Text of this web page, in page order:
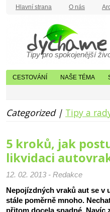
Hlavní strana O nás
Tipy pro spokojenější
CESTOVÁNÍ NAŠE TÉMA
Categorized | Tipy a
5 kroků, jak
likvidaci
12. 02. 2013 - Redakce
Nepojízdných vraků aut se v
stále poměrně mnoho.
přitom docela snadné. Navíc